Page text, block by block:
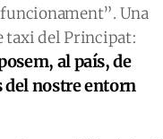
Una
taxi del Principat:
al país, de
del nostre entorn